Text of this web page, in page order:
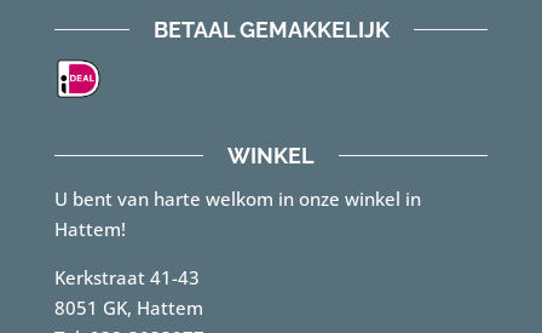
BETAAL GEMAKKELIJK
WINKEL
U bent van harte welkom in onze winkel in
Hattem!
Kerkstraat 41-43
8051 GK, Hattem